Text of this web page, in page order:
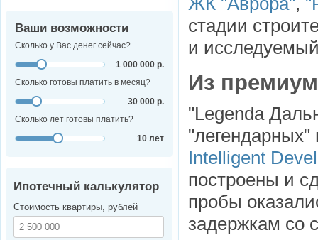
стадии
и
Из
"Legenda
"легендарных"
Intelligent
построены и
пробы
задержкам со
Ваши возможности
Сколько у Вас денег сейчас?
1 000 000 р.
Сколько готовы платить в месяц?
30 000 р.
Сколько лет готовы платить?
10 лет
Ипотечный калькулятор
Стоимость квартиры, рублей